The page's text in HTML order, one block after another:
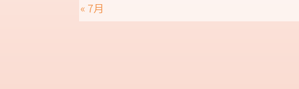
« 7月